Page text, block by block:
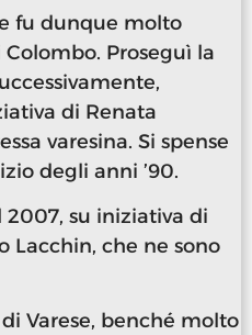
fu dunque molto
Proseguì la
di Renata
varesina. Si spense
degli anni ’90.
su iniziativa di
Lacchin, che ne sono
di Varese, benché molto